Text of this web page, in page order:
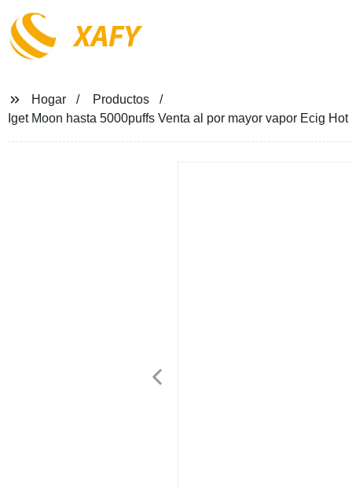
XAFY
Hogar
Productos
Iget Moon hasta 5000puffs Venta al por mayor vapor Ecig